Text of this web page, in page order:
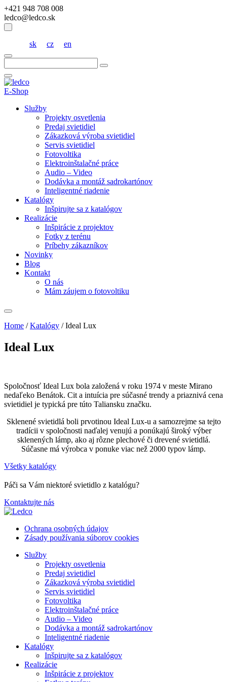
+421 948 708 008
ledco@ledco.sk
sk cz en
E-Shop
Služby
Projekty osvetlenia
Predaj svietidiel
Zákazková výroba svietidiel
Servis svietidiel
Fotovoltika
Elektroinštalačné práce
Audio – Video
Dodávka a montáž sadrokartónov
Inteligentné riadenie
Katalógy
Inšpirujte sa z katalógov
Realizácie
Inšpirácie z projektov
Fotky z terénu
Príbehy zákazníkov
Novinky
Blog
Kontakt
O nás
Mám záujem o fotovoltiku
Home /Katalógy /Ideal Lux
Ideal Lux
Spoločnosť Ideal Lux bola založená v roku 1974 v meste Mirano
nedaľeko Benátok. Cit a intuícia pre súčasné trendy a priaznivá cena
svietidiel je typická pre túto Taliansku značku.
Sklenené svietidlá boli prvotinou Ideal Lux-u a samozrejme sa tejto
tradícii v spoločnosti naďalej venujú a ponúkajú široký výber
sklenených lámp, ako aj rôzne plechové či drevené svietidlá.
Súčasne má výrobca v ponuke viac než 2000 typov lámp.
Všetky katalógy
Páči sa Vám niektoré svietidlo z katalógu?
Kontaktujte nás
Ochrana osobných údajov
Zásady používania súborov cookies
Služby
Projekty osvetlenia
Predaj svietidiel
Zákazková výroba svietidiel
Servis svietidiel
Fotovoltika
Elektroinštalačné práce
Audio – Video
Dodávka a montáž sadrokartónov
Inteligentné riadenie
Katalógy
Inšpirujte sa z katalógov
Realizácie
Inšpirácie z projektov